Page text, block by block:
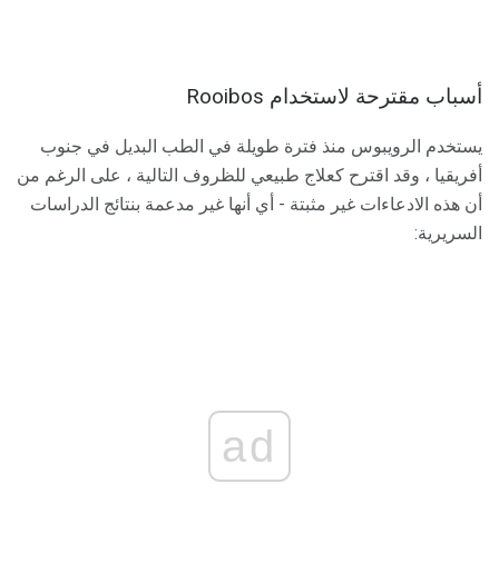
أسباب مقترحة لاستخدام Rooibos
يستخدم الرويبوس منذ فترة طويلة في الطب البديل في جنوب
أفريقيا ، وقد اقترح كعلاج طبيعي للظروف التالية ، على الرغم من
أن هذه الادعاءات غير مثبتة - أي أنها غير مدعمة بنتائج الدراسات
السريرية:
ad